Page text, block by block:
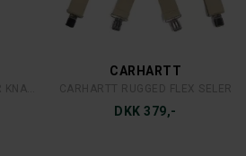
CARHARTT
DKK 379,-